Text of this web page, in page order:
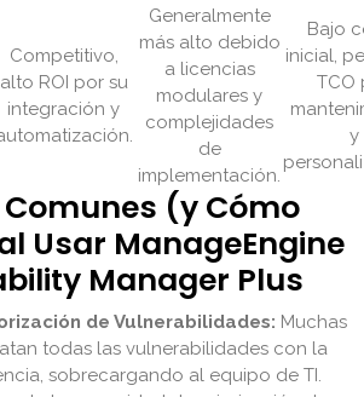
Competitivo,
alto ROI por su
integración y
Generalmente
más alto debido
a licencias
modulares y
complejidades
de
implementación.
Bajo
inicial,
TCO
y
Comunes (y Cómo
Usar ManageEngine
Manager Plus
de Vulnerabilidades: Muchas
todas las vulnerabilidades con la
sobrecargando al equipo de TI.